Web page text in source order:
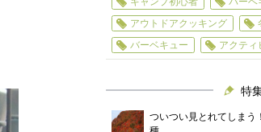
アウトドアクッキング
バーベキュー
アクティ
特
ついつい見とれてしまう